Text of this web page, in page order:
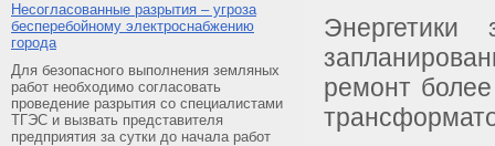
Несогласованные разрытия – угроза
бесперебойному электроснабжению
города
Для безопасного выполнения земляных
работ необходимо согласовать
проведение разрытия со специалистами
ТГЭС и вызвать представителя
предприятия за сутки до начала работ
ремонт